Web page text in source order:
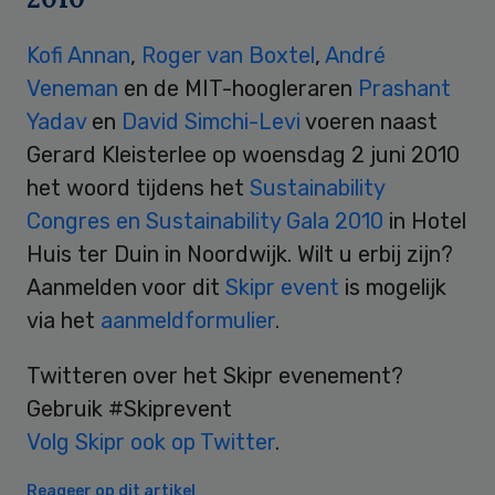
Kofi Annan, Roger van Boxtel, André
Veneman en de MIT-hoogleraren Prashant
Yadav en David Simchi-Levi voeren naast
Gerard Kleisterlee op woensdag 2 juni 2010
het woord tijdens het Sustainability
Congres en Sustainability Gala 2010 in Hotel
Huis ter Duin in Noordwijk. Wilt u erbij zijn?
Aanmelden voor dit Skipr event is mogelijk
via het aanmeldformulier.
Twitteren over het Skipr evenement?
Gebruik #Skiprevent
Volg Skipr ook op Twitter.
Reageer op dit artikel